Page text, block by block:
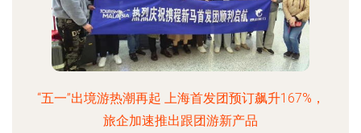
“五一”出境游热潮再起 上海首发团预订飙升167%，
旅企加速推出跟团游新产品